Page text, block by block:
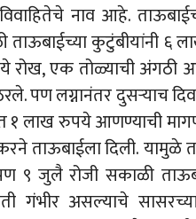
नाव आहे.
ताऊबाईच्या कुटुंबीयांनी
एक तोळ्याची अंगठी
पण लग्नानंतर दुसऱ्याच
१ लाख रुपये आणण्याची
ताऊबाईला दिली. यामुळे
९ जुलै रोजी सकाळी
गंभीर असल्याचे